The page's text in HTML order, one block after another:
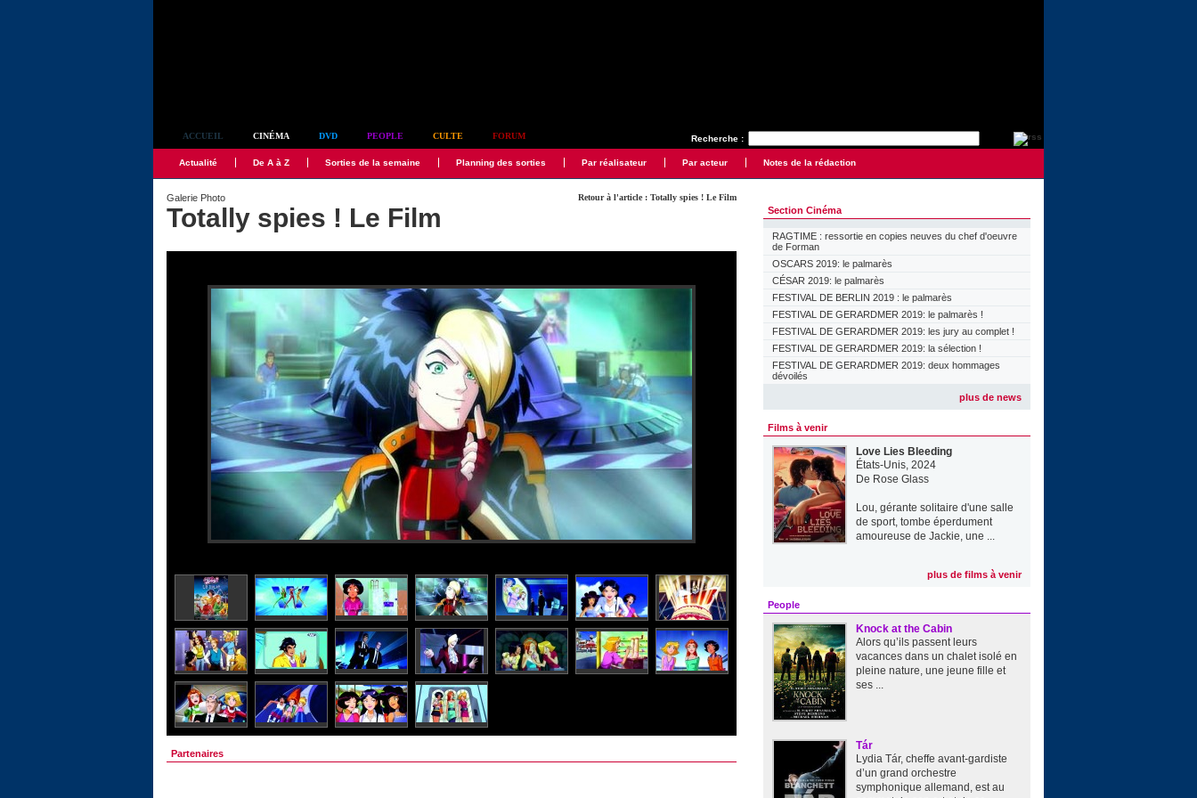
Recherche :
ACCUEIL CINÉMA DVD PEOPLE CULTE FORUM
Actualité De A à Z Sorties de la semaine Planning des sorties Par réalisateur Par acteur Notes de la rédaction
Retour à l'article : Totally spies ! Le Film
Galerie Photo
Totally spies ! Le Film
Partenaires
Section Cinéma
RAGTIME : ressortie en copies neuves du chef d'oeuvre
de Forman
OSCARS 2019: le palmarès
CÉSAR 2019: le palmarès
FESTIVAL DE BERLIN 2019 : le palmarès
FESTIVAL DE GERARDMER 2019: le palmarès !
FESTIVAL DE GERARDMER 2019: les jury au complet !
FESTIVAL DE GERARDMER 2019: la sélection !
FESTIVAL DE GERARDMER 2019: deux hommages
dévoilés
plus de news
Films à venir
Love Lies Bleeding
États-Unis, 2024
De Rose Glass
Lou, gérante solitaire d'une salle
de sport, tombe éperdument
amoureuse de Jackie, une ...
plus de films à venir
People
Knock at the Cabin
Alors qu’ils passent leurs
vacances dans un chalet isolé en
pleine nature, une jeune fille et
ses ...
Tár
Lydia Tár, cheffe avant-gardiste
d’un grand orchestre
symphonique allemand, est au